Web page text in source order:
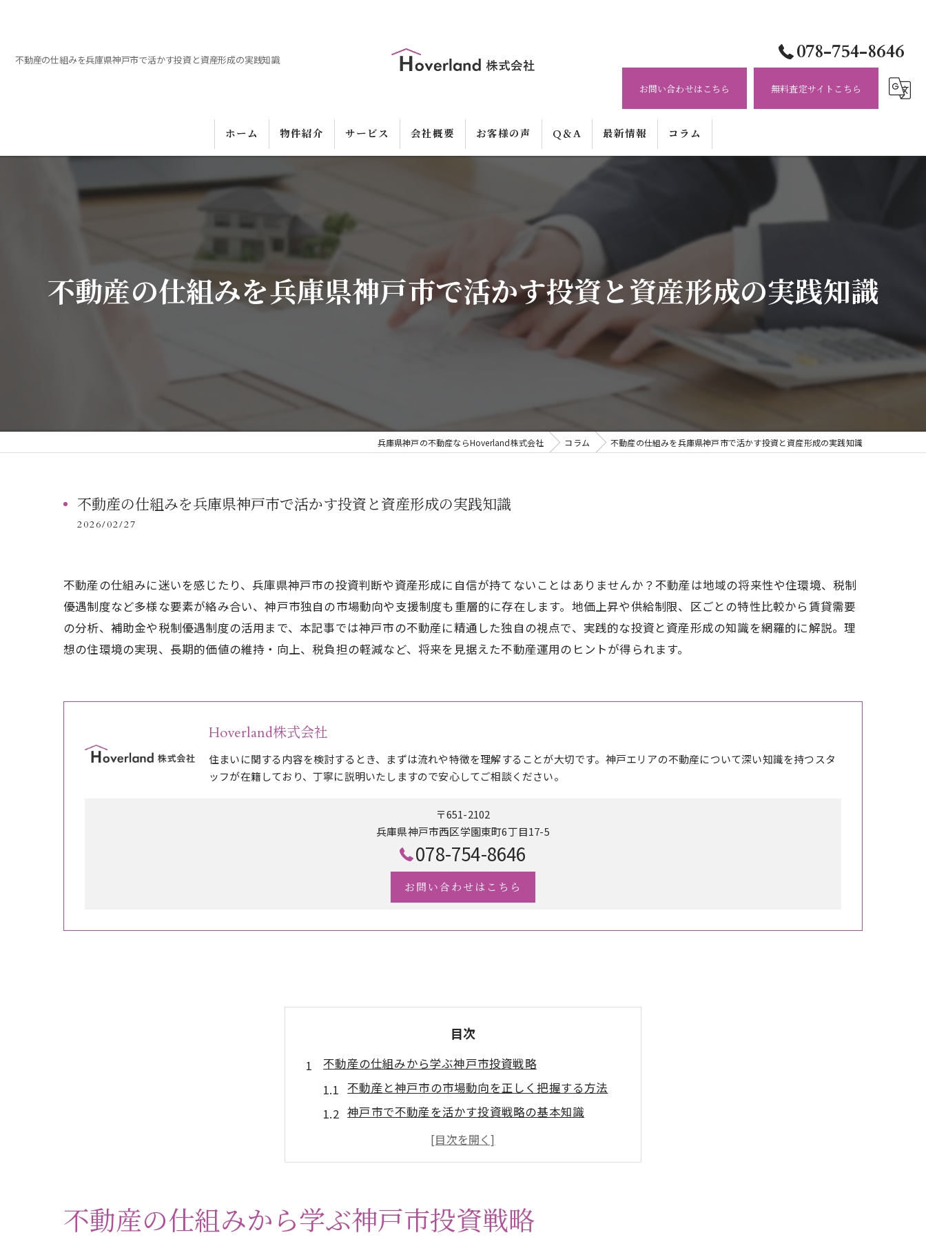
不動産の仕組みを兵庫県神戸市で活かす投資と資産形成の実践知識 078-754-8646
お問い合わせはこちら 無料査定サイトこちら
ホーム 物件紹介 サービス 会社概要 お客様の声 Q＆A 最新情報 コラム
不動産の仕組みを兵庫県神戸市で活かす投資と資産形成の実践知識
兵庫県神戸の不動産ならHoverland株式会社 コラム 不動産の仕組みを兵庫県神戸市で活かす投資と資産形成の実践知識
不動産の仕組みを兵庫県神戸市で活かす投資と資産形成の実践知識
2026/02/27
不動産の仕組みに迷いを感じたり、兵庫県神戸市の投資判断や資産形成に自信が持てないことはありませんか？不動産は地域の将来性や住環境、税制
優遇制度など多様な要素が絡み合い、神戸市独自の市場動向や支援制度も重層的に存在します。地価上昇や供給制限、区ごとの特性比較から賃貸需要
の分析、補助金や税制優遇制度の活用まで、本記事では神戸市の不動産に精通した独自の視点で、実践的な投資と資産形成の知識を網羅的に解説。理
想の住環境の実現、長期的価値の維持・向上、税負担の軽減など、将来を見据えた不動産運用のヒントが得られます。
Hoverland株式会社
住まいに関する内容を検討するとき、まずは流れや特徴を理解することが大切です。神戸エリアの不動産について深い知識を持つスタ
ッフが在籍しており、丁寧に説明いたしますので安心してご相談ください。
〒651-2102
兵庫県神戸市西区学園東町6丁目17-5
078-754-8646
お問い合わせはこちら
目次
不動産の仕組みから学ぶ神戸市投資戦略
不動産と神戸市の市場動向を正しく把握する方法
神戸市で不動産を活かす投資戦略の基本知識
不動産投資に役立つ神戸市の将来性分析
不動産購入前に押さえるべき投資判断ポイント
神戸市特有の不動産規制ポイント解説
不動産規制で知っておきたい神戸市の特徴
不動産の仕組みから学ぶ神戸市投資戦略